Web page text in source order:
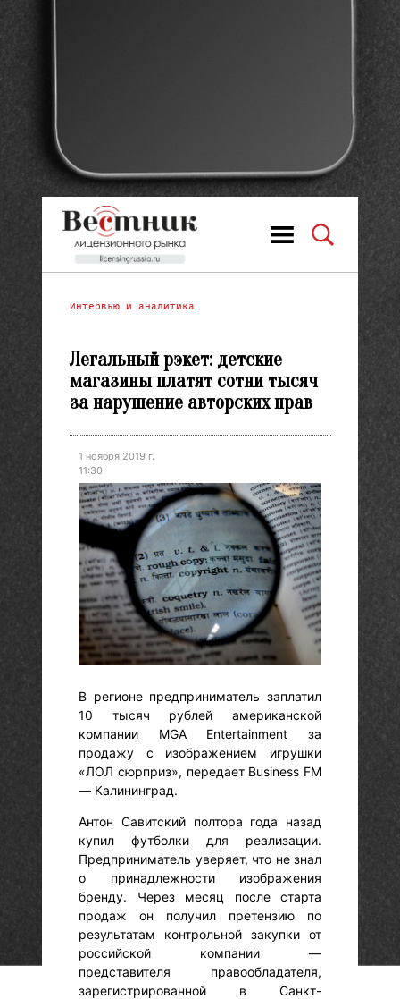
Интервью и аналитика
Легальный рэкет: детские
магазины платят сотни тысяч
за нарушение авторских прав
1 ноября 2019 г.
11:30
В регионе предприниматель заплатил
10 тысяч рублей американской
компании MGA Entertainment за
продажу с изображением игрушки
«ЛОЛ сюрприз», передает Business FM
— Калининград.
Антон Савитский полтора года назад
купил футболки для реализации.
Предприниматель уверяет, что не знал
о принадлежности изображения
бренду. Через месяц после старта
продаж он получил претензию по
результатам контрольной закупки от
российской компании —
представителя правообладателя,
зарегистрированной в Санкт-